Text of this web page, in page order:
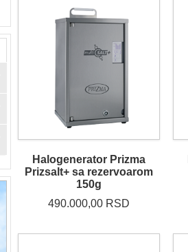
Halogenerator Prizma
Prizsalt+ sa rezervoarom
150g
490.000,00 RSD